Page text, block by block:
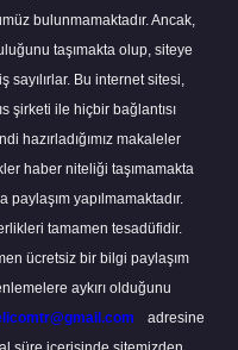
bulunmamaktadır. Ancak,
taşımakta olup, siteye
Bu internet sitesi,
şirketi ile hiçbir bağlantısı
hazırladığımız makaleler
haber niteliği taşımamakta
yapılmamaktadır.
tamamen tesadüfidir.
ücretsiz bir bilgi paylaşım
aykırı olduğunu
adresine